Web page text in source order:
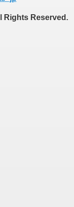
Rights Reserved.